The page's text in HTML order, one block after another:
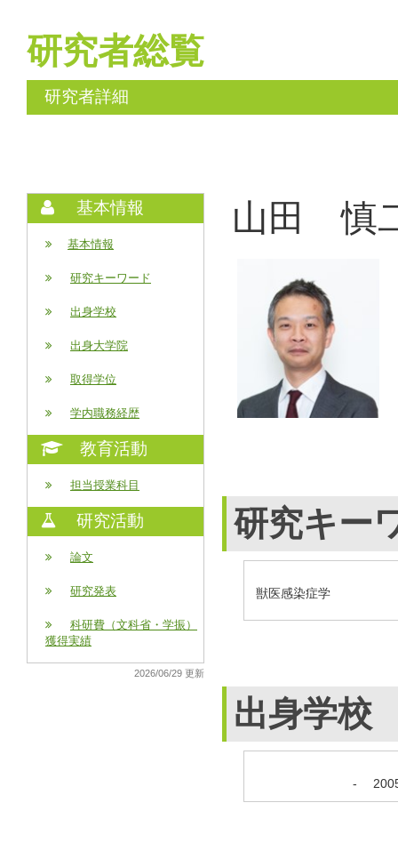
研究者総覧
研究者詳細
基本情報
基本情報
研究キーワード
出身学校
出身大学院
取得学位
学内職務経歴
教育活動
担当授業科目
研究活動
論文
研究発表
科研費（文科省・学振）
獲得実績
2026/06/29 更新
山田 慎
研究キー
獣医感染症学
出身学校
-